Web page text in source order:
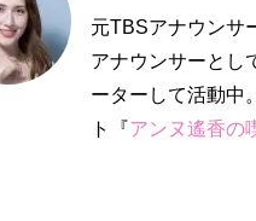
元TBSアナウンサ
アナウンサーとし
ーターして活動中
ト『アンヌ遙香の